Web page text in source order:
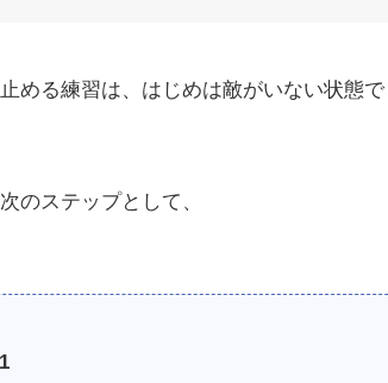
める練習は、はじめは敵がいない状態で
のステップとして、